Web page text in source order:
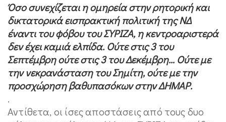
Όσο συνεχίζεται η ομηρεία στην ρητορική και
δικτατορικά εισπρακτική πολιτική της ΝΔ
έναντι του φόβου του ΣΥΡΙΖΑ, η κεντροαριστερά
δεν έχει καμιά ελπίδα. Ούτε στις 3 του
Σεπτέμβρη ούτε στις 3 του Δεκέμβρη… Ούτε με
την νεκρανάσταση του Σημίτη, ούτε με την
προσχώρηση βαθυπασόκων στην ΔΗΜΑΡ.
.
Αντίθετα, οι ίσες αποστάσεις από τους δυο